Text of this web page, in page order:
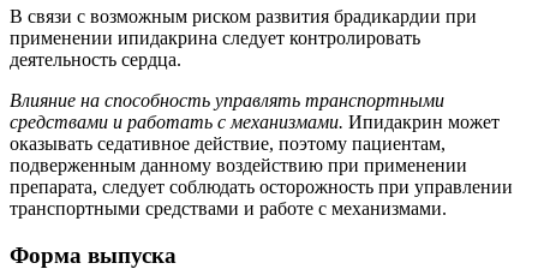
В связи с возможным риском развития брадикардии при
применении ипидакрина следует контролировать
деятельность сердца.
Влияние на способность управлять транспортными
средствами и работать с механизмами. Ипидакрин может
оказывать седативное действие, поэтому пациентам,
подверженным данному воздействию при применении
препарата, следует соблюдать осторожность при управлении
транспортными средствами и работе с механизмами.
Форма выпуска